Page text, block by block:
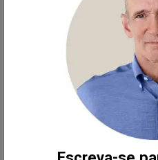
As toxinas são, no
suor. Segundo a pesquisa
Contaminação Ambiental
"Muitas toxinas podem
preferencialmente pelo
elementos tóxicos,